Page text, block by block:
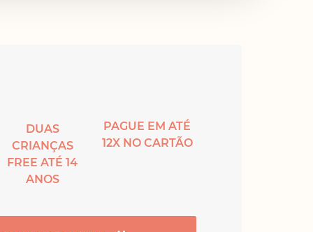
DUAS
CRIANÇAS
FREE ATÉ 14
ANOS
PAGUE EM ATÉ
12X NO CARTÃO